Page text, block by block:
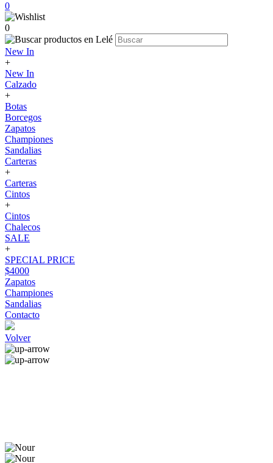
0
0
New In
+
New In
Calzado
+
Botas
Borcegos
Zapatos
Championes
Sandalias
Carteras
+
Carteras
Cintos
+
Cintos
Chalecos
SALE
+
SPECIAL PRICE
$4000
Zapatos
Championes
Sandalias
Contacto
Volver